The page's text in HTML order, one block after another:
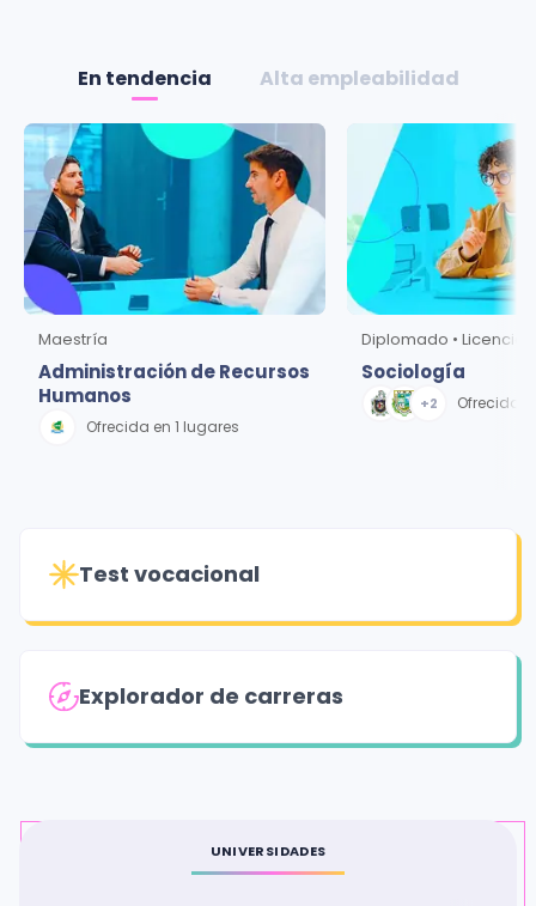
En tendencia Alta empleabilidad
Maestría
Administración de Recursos
Humanos
Ofrecida en 1 lugares
Sociología
+2 Ofrecida
Test vocacional
Explorador de carreras
UNIVERSIDADES